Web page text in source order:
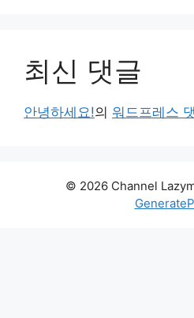
최신 댓글
안녕하세요!의 워드프레스
© 2026 Channel